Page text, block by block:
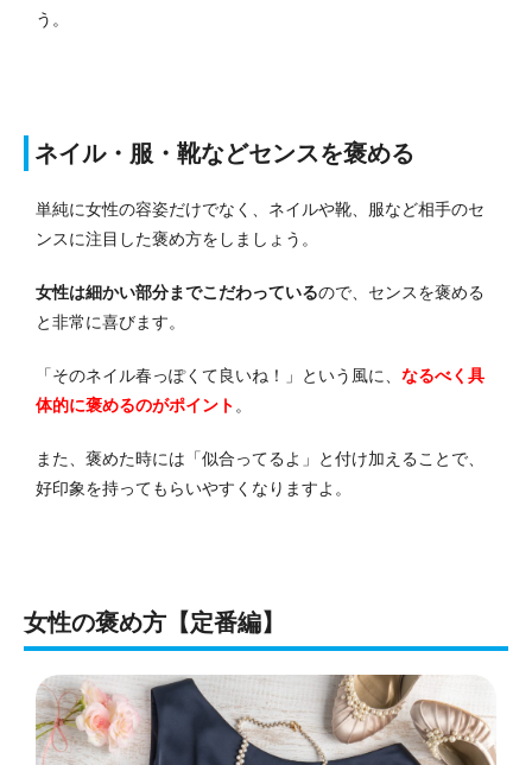
う。
ネイル・服・靴などセンスを褒める
単純に女性の容姿だけでなく、ネイルや靴、服など相手のセ
ンスに注目した褒め方をしましょう。
女性は細かい部分までこだわっているので、センスを褒める
と非常に喜びます。
「そのネイル春っぽくて良いね！」という風に、 なるべく具
体的に褒めるのがポイント 。
また、褒めた時には「似合ってるよ」と付け加えることで、
好印象を持ってもらいやすくなりますよ。
女性の褒め方【定番編】